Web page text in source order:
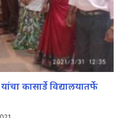
कासार्डे विद्यालयातर्फे